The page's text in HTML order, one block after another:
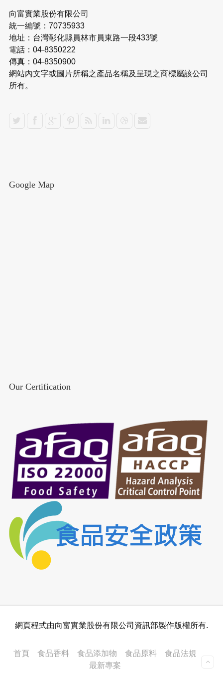
向富實業股份有限公司
統一編號：70735933
地址：台灣彰化縣員林市員東路一段433號
電話：04-8350222
傳真：04-8350900
網站內文字或圖片所稱之產品名稱及呈現之商標屬該公司
所有。
Google Map
Our Certification
網頁程式由向富實業股份有限公司資訊部製作版權所有.
首頁 食品香料 食品添加物 食品原料
食品法規
最新專案